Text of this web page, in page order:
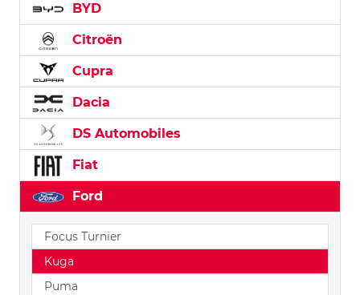
BYD
Citroën
Cupra
Dacia
DS Automobiles
Fiat
Ford
Focus Turnier
Kuga
Puma